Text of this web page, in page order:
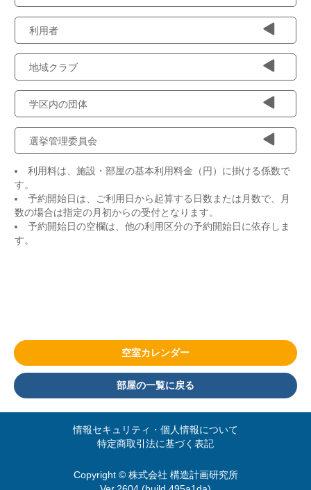
利用者
地域クラブ
学区内の団体
選挙管理委員会
利用料は、施設・部屋の基本利用料金（円）に掛ける係数で
す。
予約開始日は、ご利用日から起算する日数または月数で、月
数の場合は指定の月初からの受付となります。
予約開始日の空欄は、他の利用区分の予約開始日に依存しま
す。
部屋の一覧に戻る
空室カレンダー
情報セキュリティ・個人情報について
特定商取引法に基づく表記
Copyright © 株式会社 構造計画研究所